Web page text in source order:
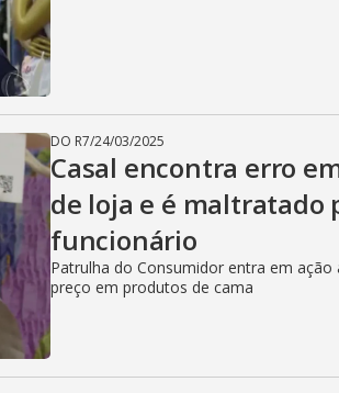
DO R7/24/03/2025
Casal encontra erro
de loja e é maltratado
funcionário
Patrulha do Consumidor entra em ação
preço em produtos de cama